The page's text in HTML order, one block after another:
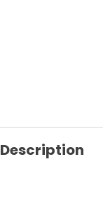
Description